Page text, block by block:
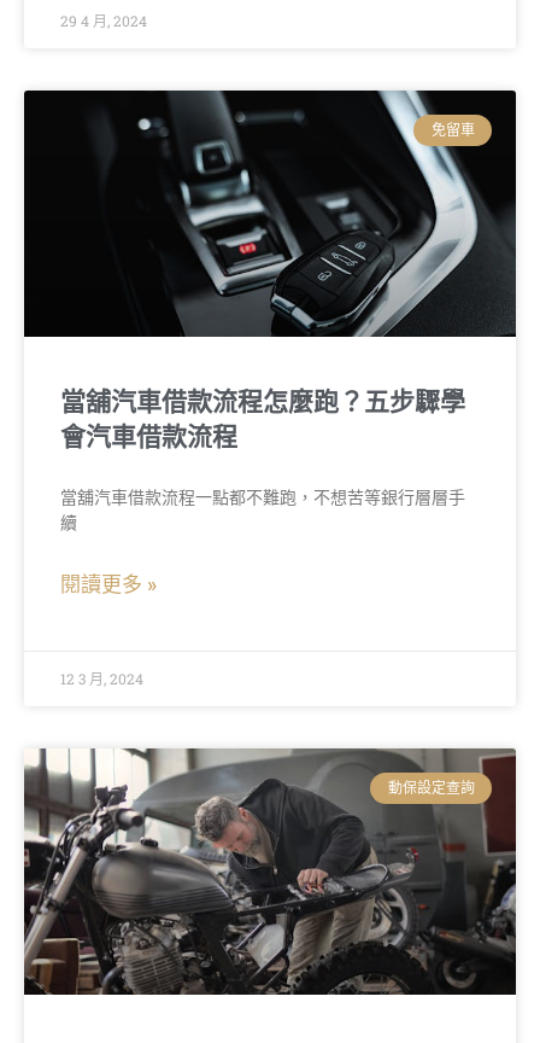
29 4 月, 2024
免留車
當舖汽車借款流程怎麼跑？五步驟學
會汽車借款流程
當舖汽車借款流程一點都不難跑，不想苦等銀行層層手
續
閱讀更多 »
12 3 月, 2024
動保設定查詢